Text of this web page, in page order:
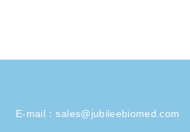
E-mail：sales@jubileebiomed.com